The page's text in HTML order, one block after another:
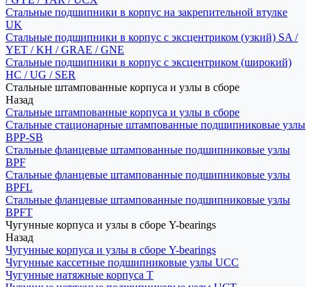
Стальные подшипники в корпус на закрепительной втулке
UK
Стальные подшипники в корпус с эксцентриком (узкий) SA /
YET / KH / GRAE / GNE
Стальные подшипники в корпус с эксцентриком (широкий)
HC / UG / SER
Стальные штампованные корпуса и узлы в сборе
Назад
Стальные штампованные корпуса и узлы в сборе
Стальные стационарные штампованные подшипниковые узлы
BPP-SB
Стальные фланцевые штампованные подшипниковые узлы
BPF
Стальные фланцевые штампованные подшипниковые узлы
BPFL
Стальные фланцевые штампованные подшипниковые узлы
BPFT
Чугунные корпуса и узлы в сборе Y-bearings
Назад
Чугунные корпуса и узлы в сборе Y-bearings
Чугунные кассетные подшипниковые узлы UCC
Чугунные натяжные корпуса T